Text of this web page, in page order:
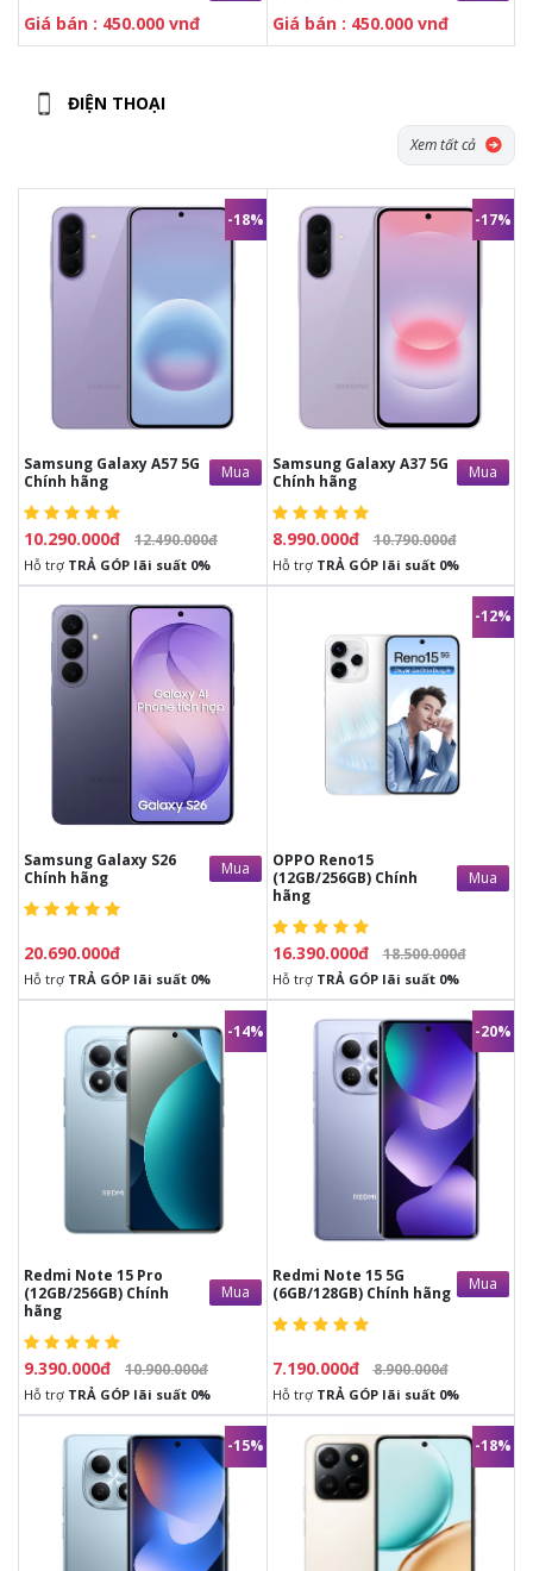
Giá bán : 450.000 vnđ Giá bán : 450.000 vnđ
ĐIỆN THOẠI
Xem tất cả
-18%
Samsung Galaxy A57 5G
Chính hãng
Mua
10.290.000đ 12.490.000đ
Hỗ trợ TRẢ GÓP lãi suất 0%
10.290.000đ
Đ ầy đủ phụ kiện
xuất.
1 đổi 1 trong vòng
nếu
có lỗi phần cứng từ nhà sản xuất
chính hãng
tại trung bảo hành Chính hãng
-17%
Samsung Galaxy A37 5G
Chính hãng
Mua
8.990.000đ 10.790.000đ
Hỗ trợ TRẢ GÓP lãi suất 0%
8.990.000đ
ầy đủ phụ kiện
xuất.
1 đổi 1 trong vòng 30 ngày
có lỗi phần cứng từ nhà sản xuất
12 thángchính hãng
tại trung bảo hành Chính hãng
Samsung Galaxy S26
Chính hãng
Mua
20.690.000đ
Hỗ trợ TRẢ GÓP lãi suất 0%
20.690.000đ
Đầy đủ phụ kiện từ nhà sản xuất.
nếu
có lỗi phần cứng từ nhà sản xuất
chính hãng
tại trung bảo hành Chính hãng
-12%
OPPO Reno15
(12GB/256GB) Chính
hãng
Mua
16.390.000đ 18.500.000đ
Hỗ trợ TRẢ GÓP lãi suất 0%
16.390.000đ 18.500.000đ
từ nhà sản xuất.
1 đổi 1 trong vòng 30 ngày
có lỗi phần cứng từ nhà sản xuất
Bảo hành 12 thángchính hãng
-14%
Redmi Note 15 Pro
(12GB/256GB) Chính
hãng
Mua
9.390.000đ 10.900.000đ
Hỗ trợ TRẢ GÓP lãi suất 0%
9.390.000đ 10.900.000đ
Đầy đủ phụ kiện từ nhà sản xuất.
1 đổi 1 trong vòng
có lỗi phần cứng từ nhà sản xuất
Bảo hành 12 tháng
tại trung bảo hành Chính hãng
-20%
Redmi Note 15 5G
(6GB/128GB) Chính hãng
Mua
7.190.000đ 8.900.000đ
Hỗ trợ TRẢ GÓP lãi suất 0%
7.190.000đ 8.900.000đ
Đầy đủ phụ kiện từ nhà sản xuất.
1 đổi 1 trong vòng 30 ngàynếu
có lỗi phần cứng từ nhà sản xuất
12 thángchính hãng
tại trung bảo hành Chính hãng
-15%
5.990.000đ 7.000.000đ
Đầy đủ phụ kiện từ nhà sản xuất.
1 đổi 1 trong vòng 30 ngàynếu
-18%
5.490.000đ 6.690.000đ
từ nhà sản xuất.
1 đổi 1 trong vòng 30 ngày